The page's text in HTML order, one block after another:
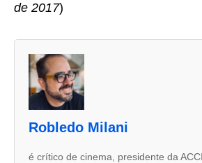
de 2017)
Robledo Milani
é crítico de cinema, presidente da